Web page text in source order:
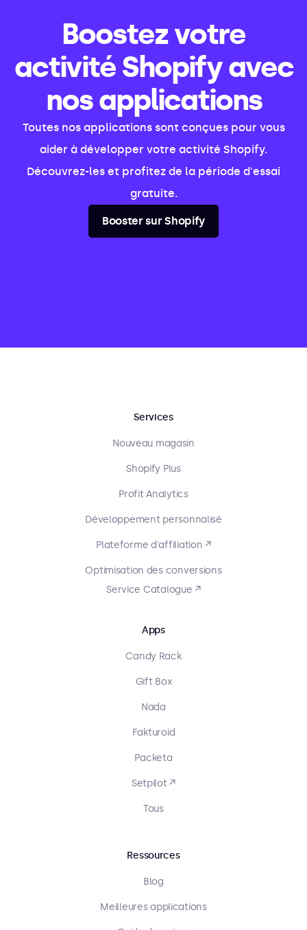
Boostez votre
activité Shopify avec
nos applications
Toutes nos applications sont conçues pour vous
aider à développer votre activité Shopify.
Découvrez-les et profitez de la période d'essai
gratuite.
Booster sur Shopify
Services
Nouveau magasin
Shopify Plus
Profit Analytics
Développement personnalisé
Plateforme d'affiliation ↗
Optimisation des conversions
Service Catalogue ↗
Apps
Candy Rack
Gift Box
Nada
Fakturoid
Packeta
Setpilot ↗
Tous
Ressources
Blog
Meilleures applications